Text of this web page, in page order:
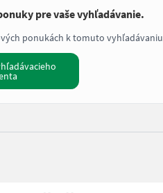
pre vaše vyhľadávanie.
ponukách k tomuto vyhľadávaniu